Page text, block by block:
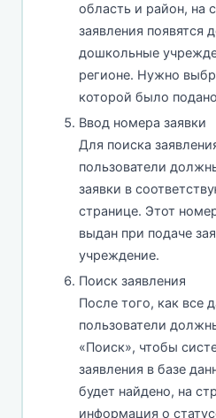
область и район, на
заявления появятся
дошкольные
регионе. Нужно
которой было
Ввод номера заявки
Для поиска
пользователи
заявки в
странице. Этот
выдан при подаче
учреждение.
Поиск заявления
После того, как все
пользователи
«Поиск», чтобы
заявления в базе
будет найдено, на
информация о